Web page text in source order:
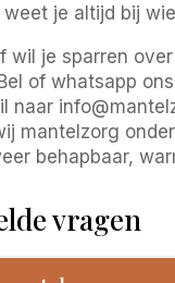
je altijd bij
wil je sparren
of whatsapp
naar
mantelzorg
behapbaar,
vragen